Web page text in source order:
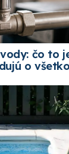
čo to
o